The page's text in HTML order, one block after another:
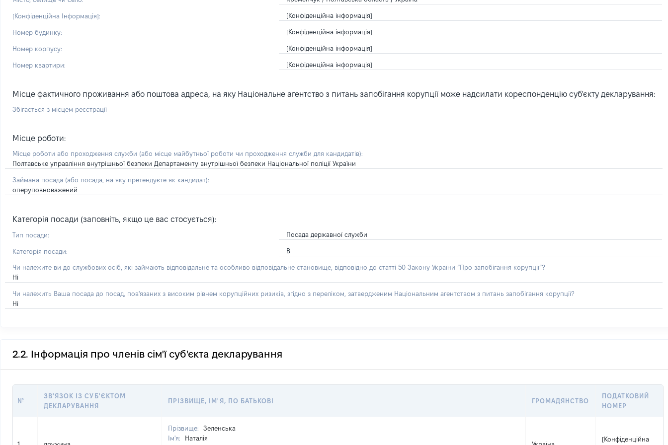
[Конфіденційна Інформація]: [Конфіденційна інформація]
Номер будинку: [Конфіденційна інформація]
Номер корпусу: [Конфіденційна інформація]
Номер квартири: [Конфіденційна інформація]
Місце фактичного проживання або поштова адреса, на яку Національне агентство з питань запобігання корупції може надсилати кореспонденцію суб'єкту декларування:
Збігається з місцем реєстрації
Місце роботи:
Місце роботи або проходження служби (або місце майбутньої роботи чи проходження служби для кандидатів):
Полтавське управління внутрішньої безпеки Департаменту внутрішньої безпеки Національної поліції України
Займана посада (або посада, на яку претендуєте як кандидат):
оперуповноважений
Категорія посади (заповніть, якщо це вас стосується):
Тип посади: Посада державної служби
Категорія посади: В
Чи належите ви до службових осіб, які займають відповідальне та особливо відповідальне становище, відповідно до статті 50 Закону України “Про запобігання корупції”?
Ні
Чи належить Ваша посада до посад, пов'язаних з високим рівнем корупційних ризиків, згідно з переліком, затвердженим Національним агентством з питань запобігання корупції?
Ні
2.2. Інформація про членів сім'ї суб'єкта декларування
№
ЗВ'ЯЗОК ІЗ СУБ'ЄКТОМ
ДЕКЛАРУВАННЯ
ПРІЗВИЩЕ, ІМ'Я, ПО БАТЬКОВІ ГРОМАДЯНСТВО
ПОДАТКОВИЙ
НОМЕР
Прізвище:
Зеленська
Ім'я:
Наталія
[Конфіденційна